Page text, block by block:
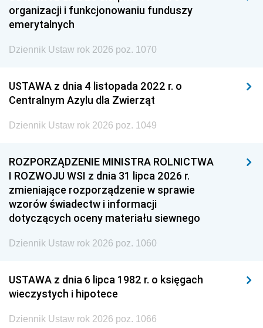
organizacji i funkcjonowaniu funduszy
emerytalnych
Dziennik Ustaw rok 2026 poz. 1070
USTAWA z dnia 4 listopada 2022 r. o
Centralnym Azylu dla Zwierząt
Dziennik Ustaw rok 2026 poz. 1049
ROZPORZĄDZENIE MINISTRA ROLNICTWA
I ROZWOJU WSI z dnia 31 lipca 2026 r.
zmieniające rozporządzenie w sprawie
wzorów świadectw i informacji
dotyczących oceny materiału siewnego
Dziennik Ustaw rok 2026 poz. 1060
USTAWA z dnia 6 lipca 1982 r. o księgach
wieczystych i hipotece
Dziennik Ustaw rok 2026 poz. 1066